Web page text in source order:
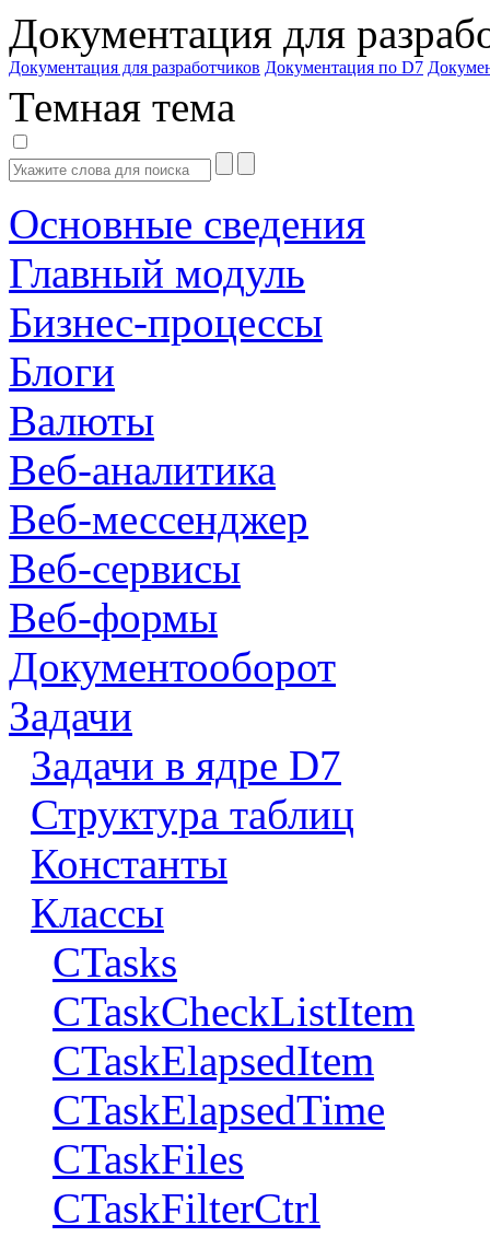
Документация для
Документация для разработчиков Документация по D7
Темная тема
Основные сведения
Главный модуль
Бизнес-процессы
Блоги
Валюты
Веб-аналитика
Веб-мессенджер
Веб-сервисы
Веб-формы
Документооборот
Задачи
Задачи в ядре D7
Структура таблиц
Константы
Классы
CTasks
CTaskCheckListItem
CTaskElapsedItem
CTaskElapsedTime
CTaskFiles
CTaskFilterCtrl